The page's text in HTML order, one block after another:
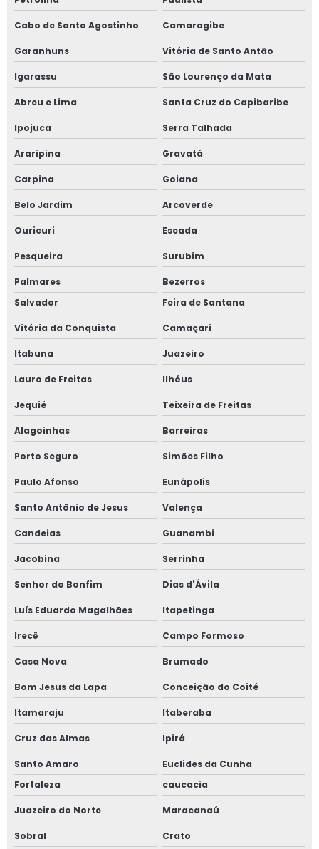
Treinamento de nr 10 mato grosso do sul
Treinamento de nr 10 valor
Treinamento nr 10 para empresa
Treinamento nr 12 para empresa
Treinamento nr 12 preço
Treinamento nr 13 para empresa
Treinamentos de nr 13
Valor de projeto de combate a incêndio
Valor treinamento nr 13
Válvula de alívio de pressão
Válvulas de segurança amônia
Cabo de Santo Agostinho Camaragibe
Garanhuns Vitória de Santo Antão
Igarassu São Lourenço da Mata
Abreu e Lima Santa Cruz do Capibaribe
Ipojuca Serra Talhada
Araripina Gravatá
Carpina Goiana
Belo Jardim Arcoverde
Ouricuri Escada
Pesqueira Surubim
Palmares
Bezerros
Salvador
Feira de Santana
Vitória da Conquista Camaçari
Itabuna Juazeiro
Lauro de Freitas Ilhéus
Jequié Teixeira de Freitas
Alagoinhas Barreiras
Porto Seguro Simões Filho
Paulo Afonso Eunápolis
Santo Antônio de Jesus Valença
Candeias Guanambi
Jacobina Serrinha
Senhor do Bonfim Dias d'Ávila
Luís Eduardo Magalhães Itapetinga
Irecê Campo Formoso
Casa Nova Brumado
Bom Jesus da Lapa Conceição do Coité
Itamaraju Itaberaba
Cruz das Almas Ipirá
Santo Amaro
Euclides da Cunha
Fortaleza
caucacia
Juazeiro do Norte Maracanaú
Sobral Crato